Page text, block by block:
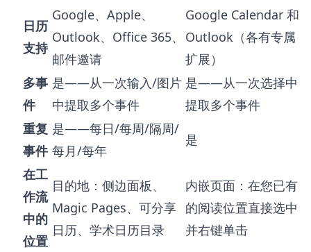
日历
支持
Google、Apple、
Outlook、Office 365、
邮件邀请
Google Calendar 和
Outlook（各有专属
扩展）
多事
件
是——从一次输入/图片
中提取多个事件
是——从一次选择中
提取多个事件
重复
事件
是——每日/每周/隔周/
每月/每年
是
在工
作流
中的
位置
目的地：侧边面板、
Magic Pages、可分享
日历、学术日历目录
内嵌页面：在您已有
的阅读位置直接选中
并右键单击